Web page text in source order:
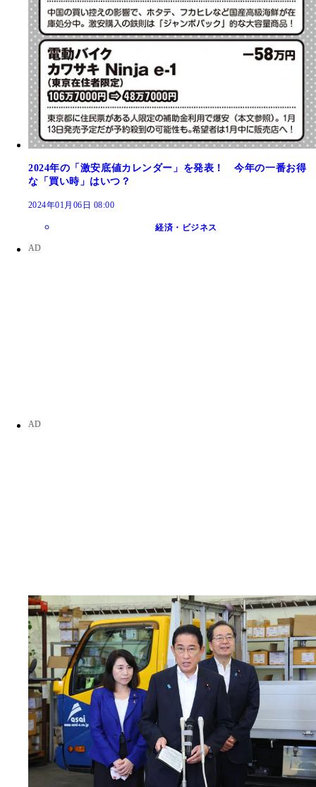
2024年の「激安底値カレンダー」を発表！ 今年の一番お得
な「買い時」はいつ？
2024年01月06日 08:00
経済・ビジネス